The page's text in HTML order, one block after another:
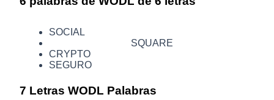
SOCIAL
SQUARE
CRYPTO
SEGURO
7 Letras WODL Palabras